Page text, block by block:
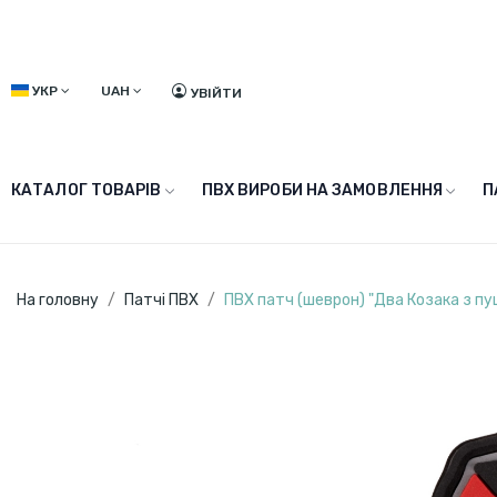
УКР UAH УВІЙТИ
КАТАЛОГ ТОВАРІВ ПВХ ВИРОБИ НА ЗАМОВЛЕННЯ
На головну Патчі ПВХ ПВХ патч (шеврон) "Два Козака з